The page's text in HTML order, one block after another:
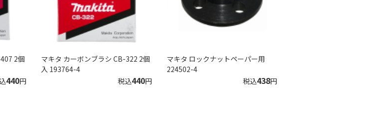
2個
440円
マキタ カーボンブラシ CB-322 2個
入 193764-4
税込440円
マキタ ロックナットペーパー用
224502-4
税込438円